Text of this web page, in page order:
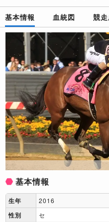
基本情報 血統図 競
基本情報
生年 2016
性別 セ